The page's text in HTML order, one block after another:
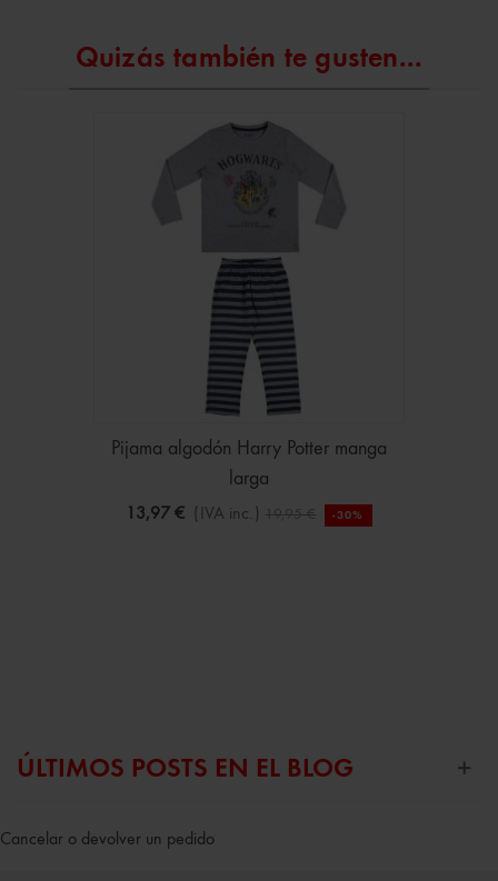
Quizás también te gusten...
Pijama algodón Harry Potter manga
larga
13,97 € (IVA inc.) 19,95 € -30%
ÚLTIMOS POSTS EN EL BLOG
Cancelar o devolver un pedido